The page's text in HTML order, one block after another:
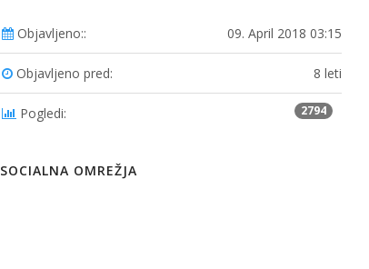
Objavljeno:: 09. April 2018 03:15
Objavljeno pred: 8 leti
Pogledi: 2794
SOCIALNA OMREŽJA